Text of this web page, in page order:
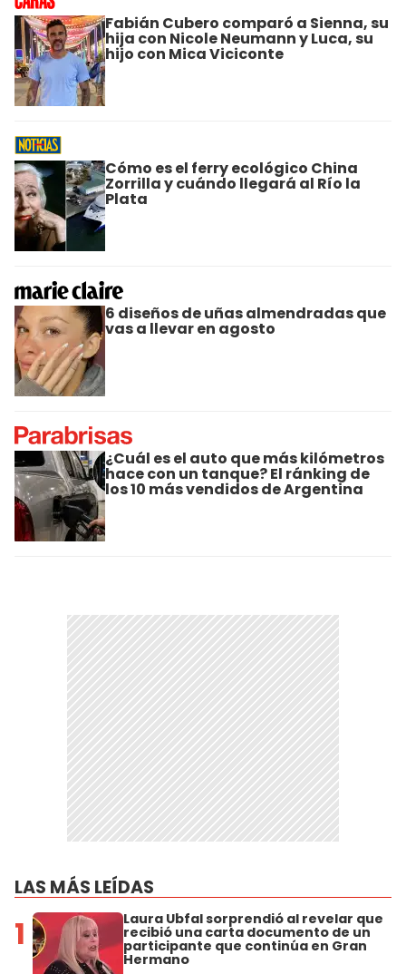
Fabián Cubero comparó a Sienna, su
hija con Nicole Neumann y Luca, su
hijo con Mica Viciconte
Cómo es el ferry ecológico China
Zorrilla y cuándo llegará al Río la
Plata
6 diseños de uñas almendradas que
vas a llevar en agosto
¿Cuál es el auto que más kilómetros
hace con un tanque? El ránking de
los 10 más vendidos de Argentina
LAS MÁS LEÍDAS
1 Laura Ubfal sorprendió al revelar que
recibió una carta documento de un
participante que continúa en Gran
Hermano